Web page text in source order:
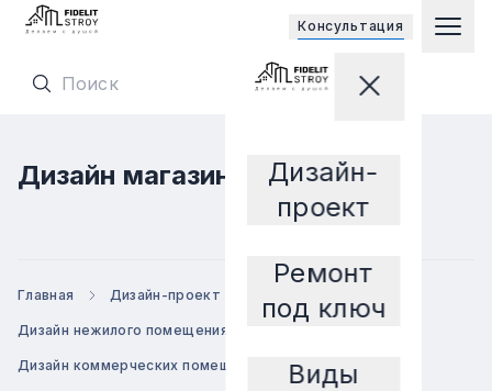
Перейти на главную страницу
Дизайн-
проект
Ремонт
под ключ
Виды
Заказчику
Консультация
Дизайн магазина
Главная Дизайн-проект
Дизайн нежилого помещения
Дизайн коммерческих помещений Дизайн магазина